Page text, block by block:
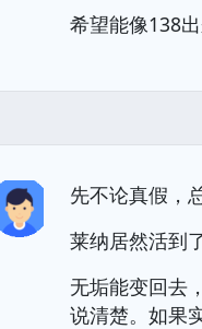
希望能像138
先不论真假，
莱纳居然活到
无垢能变回去
说清楚。如果